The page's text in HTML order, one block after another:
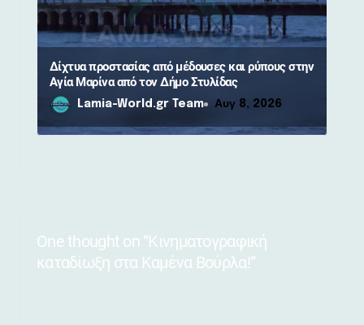
Δίχτυα προστασίας από μέδουσες και ρύπους στην
Αγία Μαρίνα από τον Δήμο Στυλίδας
Lamia-World.gr Team Αυγ 8, 2026
One thought on “Kινηματογραφική
καταδίωξη στα Καμένα Βούρλα!”